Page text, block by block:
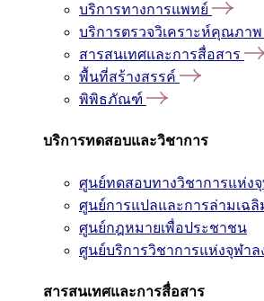
บริการทางการแพทย์
บริการตรวจวิเคราะห์คุณภาพ
สารสนเทศและการสื่อสาร
พื้นที่สร้างสรรค์
พิพิธภัณฑ์
บริการทดสอบและวิชาการ
ศูนย์ทดสอบทางวิชาการแห่ง
ศูนย์การแปลและการล่ามเฉลิ
ศูนย์กฎหมายเพื่อประชาชน
ศูนย์บริการวิชาการแห่งจุฬา
สารสนเทศและการสื่อสาร